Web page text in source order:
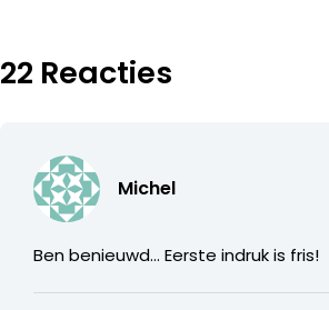
22 Reacties
Michel
Ben benieuwd… Eerste indruk is fris!